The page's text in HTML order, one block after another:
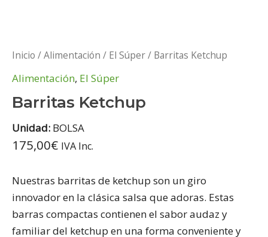
Inicio /Alimentación / El Súper/ Barritas Ketchup
Alimentación, El Súper
Barritas Ketchup
Unidad: BOLSA
175,00€ IVA Inc.
Nuestras barritas de ketchup son un giro
innovador en la clásica salsa que adoras. Estas
barras compactas contienen el sabor audaz y
familiar del ketchup en una forma conveniente y